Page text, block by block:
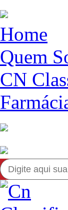
Home
Quem
CN